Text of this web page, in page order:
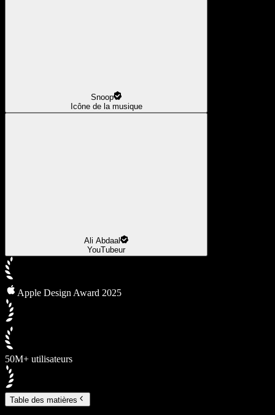
Snoop
Icône de la musique
Ali Abdaal
YouTubeur
Apple Design Award 2025
50M+ utilisateurs
Table des matières